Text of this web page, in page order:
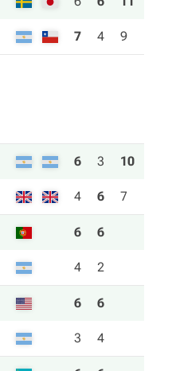
7 4 9
6 3 10
4 6 7
6 6
4 2
6 6
3 4